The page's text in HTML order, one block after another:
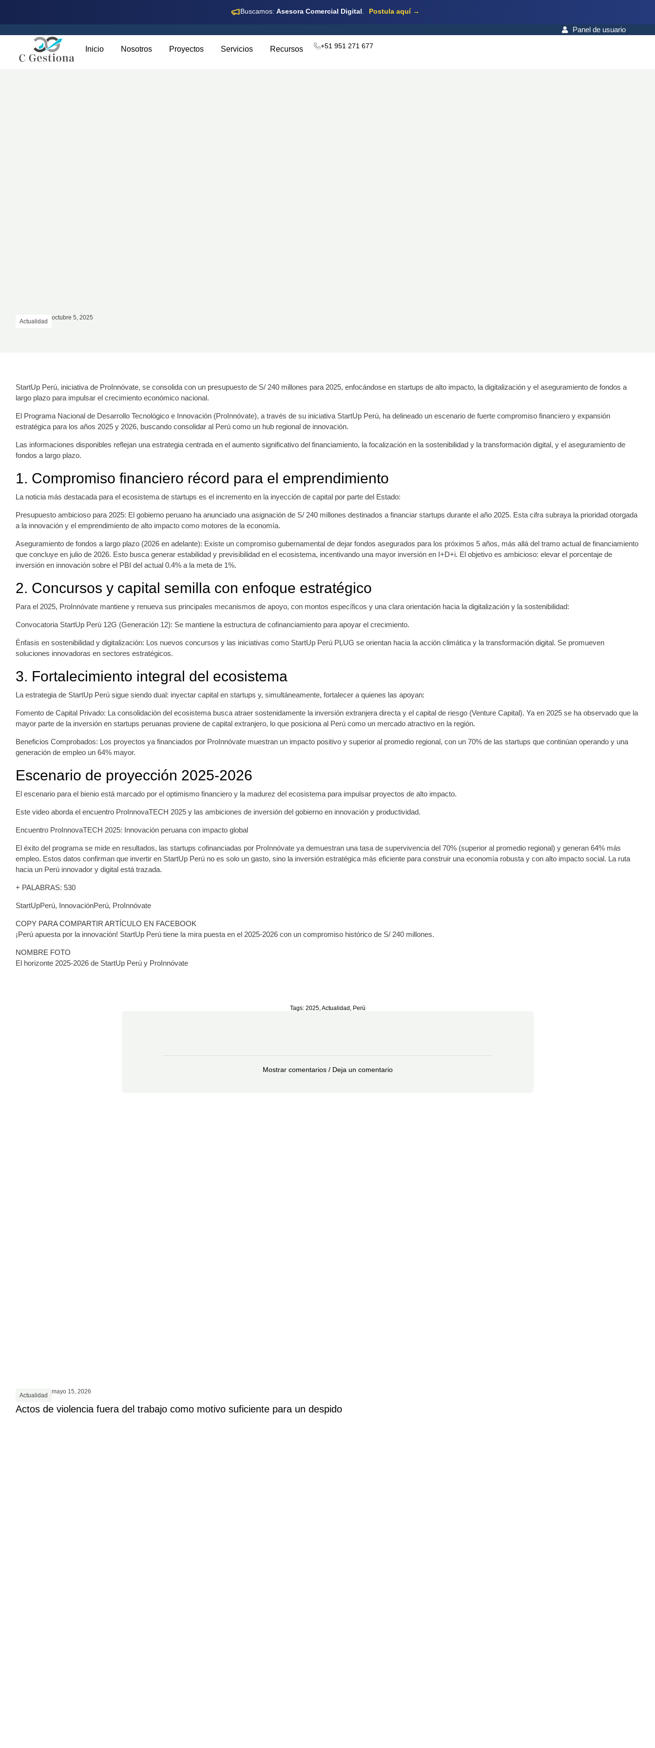
Buscamos: Asesora Comercial Digital Postula aquí →
Panel de usuario
Inicio Nosotros Proyectos Servicios Recursos +51 951 271 677
Actualidad
octubre 5, 2025
StartUp Perú, iniciativa de ProInnóvate, se consolida con un presupuesto de S/ 240 millones para 2025, enfocándose en startups de alto impacto, la digitalización y el aseguramiento de fondos a
largo plazo para impulsar el crecimiento económico nacional.
El Programa Nacional de Desarrollo Tecnológico e Innovación (ProInnóvate), a través de su iniciativa StartUp Perú, ha delineado un escenario de fuerte compromiso financiero y expansión
estratégica para los años 2025 y 2026, buscando consolidar al Perú como un hub regional de innovación.
Las informaciones disponibles reflejan una estrategia centrada en el aumento significativo del financiamiento, la focalización en la sostenibilidad y la transformación digital, y el aseguramiento de
fondos a largo plazo.
1. Compromiso financiero récord para el emprendimiento
La noticia más destacada para el ecosistema de startups es el incremento en la inyección de capital por parte del Estado:
Presupuesto ambicioso para 2025: El gobierno peruano ha anunciado una asignación de S/ 240 millones destinados a financiar startups durante el año 2025. Esta cifra subraya la prioridad otorgada
a la innovación y el emprendimiento de alto impacto como motores de la economía.
Aseguramiento de fondos a largo plazo (2026 en adelante): Existe un compromiso gubernamental de dejar fondos asegurados para los próximos 5 años, más allá del tramo actual de financiamiento
que concluye en julio de 2026. Esto busca generar estabilidad y previsibilidad en el ecosistema, incentivando una mayor inversión en I+D+i. El objetivo es ambicioso: elevar el porcentaje de
inversión en innovación sobre el PBI del actual 0.4% a la meta de 1%.
2. Concursos y capital semilla con enfoque estratégico
Para el 2025, ProInnóvate mantiene y renueva sus principales mecanismos de apoyo, con montos específicos y una clara orientación hacia la digitalización y la sostenibilidad:
Convocatoria StartUp Perú 12G (Generación 12): Se mantiene la estructura de cofinanciamiento para apoyar el crecimiento.
Énfasis en sostenibilidad y digitalización: Los nuevos concursos y las iniciativas como StartUp Perú PLUG se orientan hacia la acción climática y la transformación digital. Se promueven
soluciones innovadoras en sectores estratégicos.
3. Fortalecimiento integral del ecosistema
La estrategia de StartUp Perú sigue siendo dual: inyectar capital en startups y, simultáneamente, fortalecer a quienes las apoyan:
Fomento de Capital Privado: La consolidación del ecosistema busca atraer sostenidamente la inversión extranjera directa y el capital de riesgo (Venture Capital). Ya en 2025 se ha observado que la
mayor parte de la inversión en startups peruanas proviene de capital extranjero, lo que posiciona al Perú como un mercado atractivo en la región.
Beneficios Comprobados: Los proyectos ya financiados por ProInnóvate muestran un impacto positivo y superior al promedio regional, con un 70% de las startups que continúan operando y una
generación de empleo un 64% mayor.
Escenario de proyección 2025-2026
El escenario para el bienio está marcado por el optimismo financiero y la madurez del ecosistema para impulsar proyectos de alto impacto.
Este video aborda el encuentro ProInnovaTECH 2025 y las ambiciones de inversión del gobierno en innovación y productividad.
Encuentro ProInnovaTECH 2025: Innovación peruana con impacto global
El éxito del programa se mide en resultados, las startups cofinanciadas por ProInnóvate ya demuestran una tasa de supervivencia del 70% (superior al promedio regional) y generan 64% más
empleo. Estos datos confirman que invertir en StartUp Perú no es solo un gasto, sino la inversión estratégica más eficiente para construir una economía robusta y con alto impacto social. La ruta
hacia un Perú innovador y digital está trazada.
+ PALABRAS: 530
StartUpPerú, InnovaciónPerú, ProInnóvate
COPY PARA COMPARTIR ARTÍCULO EN FACEBOOK
¡Perú apuesta por la innovación! StartUp Perú tiene la mira puesta en el 2025-2026 con un compromiso histórico de S/ 240 millones.
NOMBRE FOTO
El horizonte 2025-2026 de StartUp Perú y ProInnóvate
Tags: 2025,Actualidad, Perú
Mostrar comentarios / Deja un comentario
Actualidad
mayo 15, 2026
Actos de violencia fuera del trabajo como motivo suficiente para un despido